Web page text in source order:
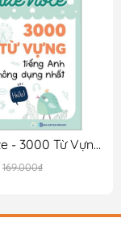
Take Note - 3000 Từ Vựng Tiếng Anh Thông Dụng Nhất
169.000₫